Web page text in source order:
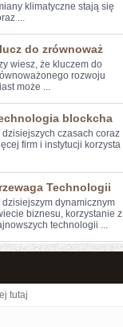
klimatyczne stają się
...
do zrównoważ
wiesz, że kluczem‌ do
rozwoju
może ...
blockcha
dzisiejszych czasach coraz
firm i instytucji korzysta
Technologii
dzisiejszym​ dynamicznym
biznesu, ‍korzystanie z
technologii⁢ ...
tutaj